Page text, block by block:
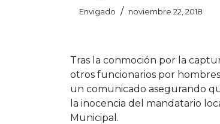
Envigado / noviembre 22, 2018
Tras la conmoción por la
otros funcionarios por
un comunicado asegurando
la inocencia del mandatario
Municipal.